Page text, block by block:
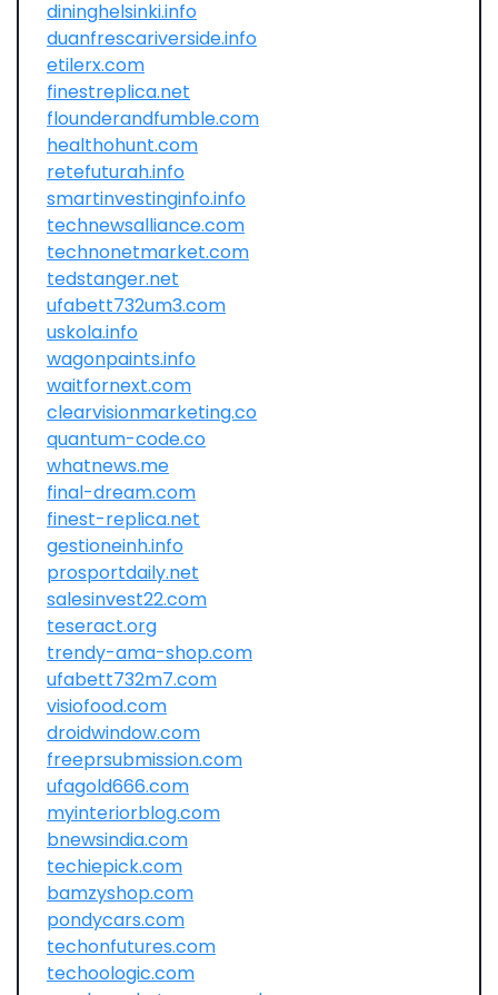
dininghelsinki.info
duanfrescariverside.info
etilerx.com
finestreplica.net
flounderandfumble.com
healthohunt.com
retefuturah.info
smartinvestinginfo.info
technewsalliance.com
technonetmarket.com
tedstanger.net
ufabett732um3.com
uskola.info
wagonpaints.info
waitfornext.com
clearvisionmarketing.co
quantum-code.co
whatnews.me
final-dream.com
finest-replica.net
gestioneinh.info
prosportdaily.net
salesinvest22.com
teseract.org
trendy-ama-shop.com
ufabett732m7.com
visiofood.com
droidwindow.com
freeprsubmission.com
ufagold666.com
myinteriorblog.com
bnewsindia.com
techiepick.com
bamzyshop.com
pondycars.com
techonfutures.com
techoologic.com